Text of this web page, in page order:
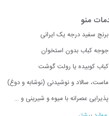
برنج سفید درجه یک ایرانی
جوجه کباب بدون استخوان
کباب کوبیده یا رولت گوشت
ماست، سالاد و‌ نوشیدنی (نوشابه و دوغ)
پذیرایی عصرانه با میوه و شیرینی و …